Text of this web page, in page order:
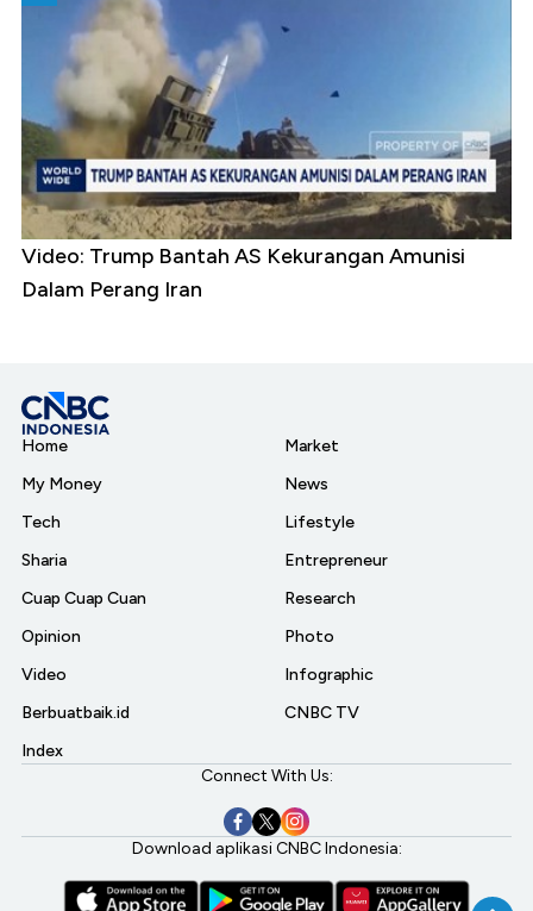
Video: Trump Bantah AS Kekurangan Amunisi
Dalam Perang Iran
Home
My Money
Tech
Sharia
Cuap Cuap Cuan
Opinion
Video
Berbuatbaik.id
Index
Market
News
Lifestyle
Entrepreneur
Research
Photo
Infographic
CNBC TV
Connect With Us:
Download aplikasi CNBC Indonesia: